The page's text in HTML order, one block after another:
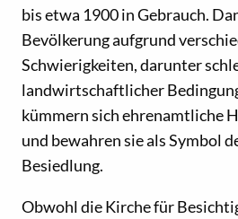
bis etwa 1900 in Gebrauch.
Bevölkerung aufgrund
Schwierigkeiten, darunter
landwirtschaftlicher
kümmern sich ehrenamtliche
und bewahren sie als Symbol
Besiedlung.
Obwohl die Kirche für